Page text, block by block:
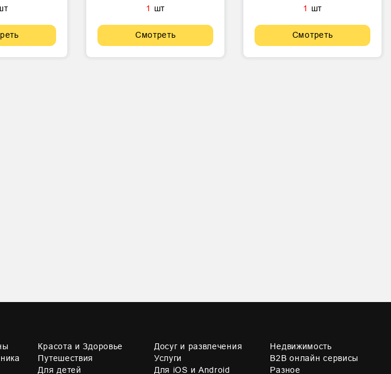
1 шт
Смотреть
1 шт
Смотреть
Красота и Здоровье
Путешествия
Для детей
Досуг и развлечения
Услуги
Для iOS и Android
Недвижимость
B2B онлайн сервисы
Разное